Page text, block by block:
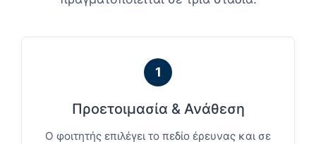
1
Προετοιμασία & Ανάθεση
Ο φοιτητής επιλέγει το πεδίο έρευνας και σε